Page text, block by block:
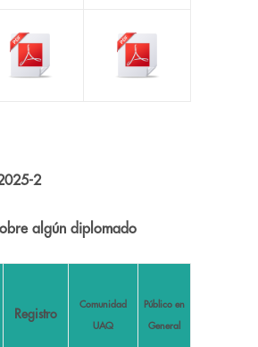
2
algún diplomado
Registro
Comunidad
UAQ
Público en
General